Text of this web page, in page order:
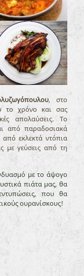
, στο
το χρόνο και σας
απολαύσεις. Το
από παραδοσιακά
από εκλεκτά ντόπια
με γεύσεις από τη
με το άψογο
πιάτα μας, θα
που θα
ουρανίσκους!